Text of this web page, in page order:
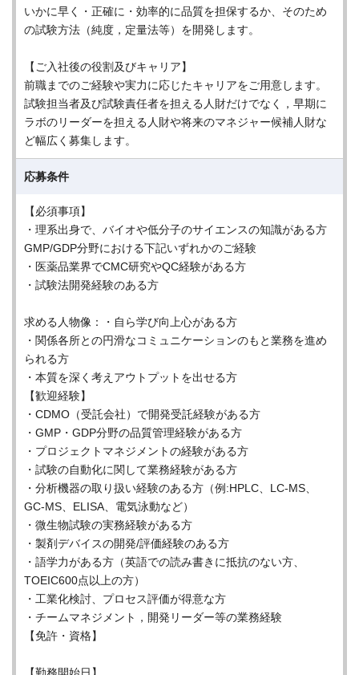
いかに早く・正確に・効率的に品質を担保するか、そのため
の試験方法（純度，定量法等）を開発します。
【ご入社後の役割及びキャリア】
前職までのご経験や実力に応じたキャリアをご用意します。
試験担当者及び試験責任者を担える人財だけでなく，早期に
ラボのリーダーを担える人財や将来のマネジャー候補人財な
ど幅広く募集します。
応募条件
【必須事項】
・理系出身で、バイオや低分子のサイエンスの知識がある方
GMP/GDP分野における下記いずれかのご経験
・医薬品業界でCMC研究やQC経験がある方
・試験法開発経験のある方
求める人物像：・自ら学び向上心がある方
・関係各所との円滑なコミュニケーションのもと業務を進め
られる方
・本質を深く考えアウトプットを出せる方
【歓迎経験】
・CDMO（受託会社）で開発受託経験がある方
・GMP・GDP分野の品質管理経験がある方
・プロジェクトマネジメントの経験がある方
・試験の自動化に関して業務経験がある方
・分析機器の取り扱い経験のある方（例:HPLC、LC-MS、
GC-MS、ELISA、電気泳動など）
・微生物試験の実務経験がある方
・製剤デバイスの開発/評価経験のある方
・語学力がある方（英語での読み書きに抵抗のない方、
TOEIC600点以上の方）
・工業化検討、プロセス評価が得意な方
・チームマネジメント，開発リーダー等の業務経験
【免許・資格】